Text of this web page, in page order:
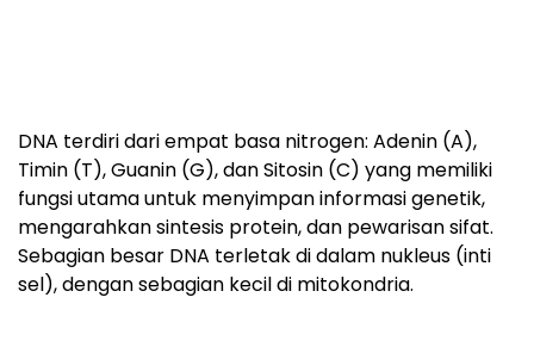
DNA terdiri dari empat basa nitrogen: Adenin (A),
Timin (T), Guanin (G), dan Sitosin (C) yang memiliki
fungsi utama untuk menyimpan informasi genetik,
mengarahkan sintesis protein, dan pewarisan sifat.
Sebagian besar DNA terletak di dalam nukleus (inti
sel), dengan sebagian kecil di mitokondria.